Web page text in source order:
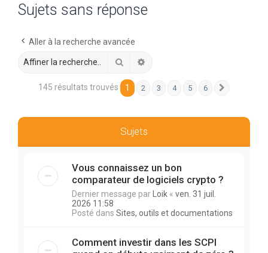
Sujets sans réponse
Aller à la recherche avancée
Rechercher
145 résultats trouvés 1 2 3 4 5 6
Sujets
Vous connaissez un bon
comparateur de logiciels crypto ?
Dernier message parLoik « ven. 31 juil.
2026 11:58
Posté dans Sites, outils et documentations
Comment investir dans les SCPI